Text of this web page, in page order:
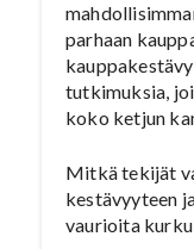
parhaan
tutkimuksia,
koko ketjun
Mitkä tekijät
kestävyyteen
vaurioita